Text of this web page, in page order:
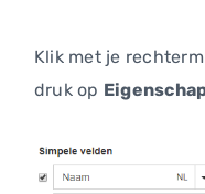
Klik met je
druk op